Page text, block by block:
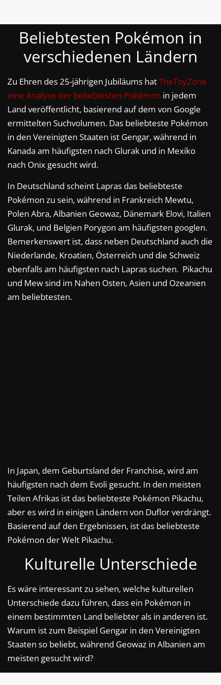
Beliebtesten Pokémon in
verschiedenen Ländern
Zu Ehren des 25-jährigen Jubiläums hatTheToyZone
eine Analyse der beliebtesten Pokémon in jedem
Land veröffentlicht, basierend auf dem von Google
ermittelten Suchvolumen. Das beliebteste Pokémon
in den Vereinigten Staaten ist Gengar, während in
Kanada am häufigsten nach Glurak und in Mexiko
nach Onix gesucht wird.
In Deutschland scheint Lapras das beliebteste
Pokémon zu sein, während in Frankreich Mewtu,
Polen Abra, Albanien Geowaz, Dänemark Elovi, Italien
Glurak, und Belgien Porygon am häufigsten googlen.
Bemerkenswert ist, dass neben Deutschland auch die
Niederlande, Kroatien, Österreich und die Schweiz
ebenfalls am häufigsten nach Lapras suchen. Pikachu
und Mew sind im Nahen Osten, Asien und Ozeanien
am beliebtesten.
In Japan, dem Geburtsland der Franchise, wird am
häufigsten nach dem Evoli gesucht. In den meisten
Teilen Afrikas ist das beliebteste Pokémon Pikachu,
aber es wird in einigen Ländern von Duflor verdrängt.
Basierend auf den Ergebnissen, ist das beliebteste
Pokémon der Welt Pikachu.
Kulturelle Unterschiede
Es wäre interessant zu sehen, welche kulturellen
Unterschiede dazu führen, dass ein Pokémon in
einem bestimmten Land beliebter als in anderen ist.
Warum ist zum Beispiel Gengar in den Vereinigten
Staaten so beliebt, während Geowaz in Albanien am
meisten gesucht wird?